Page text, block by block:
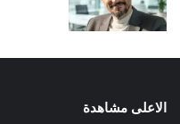
الاعلى مشاهدة